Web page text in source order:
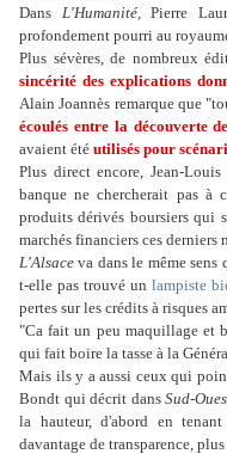
Dans L'Humanité,Pierre
profondement pourri au
Plus sévères, de nombreux
sincérité des explications
Alain Joannès remarque que
écoulés entre la découverte
avaient été utilisés pour
Plus direct encore, Jean-Louis
banque ne chercherait pas à
produits dérivés boursiers qui
marchés financiers ces derniers
L'Alsace va dans le même
t-elle pas trouvé un lampiste
pertes sur les crédits à risques
"Ca fait un peu maquillage et
qui fait boire la tasse à la
Mais ils y a aussi ceux qui
Bondt qui décrit dansSud-
la hauteur, d'abord en
davantage de transparence,